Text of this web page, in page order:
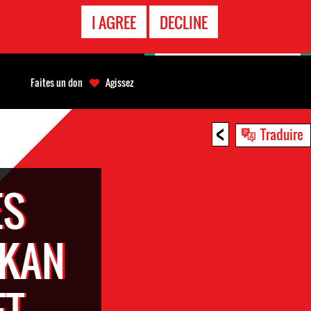
I AGREE DECLINE
< Traduire
Faites un don Agissez
D'URGENCE